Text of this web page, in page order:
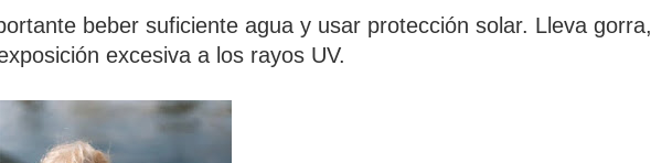
beber suficiente agua y usar protección solar. Lleva gorra,
excesiva a los rayos UV.